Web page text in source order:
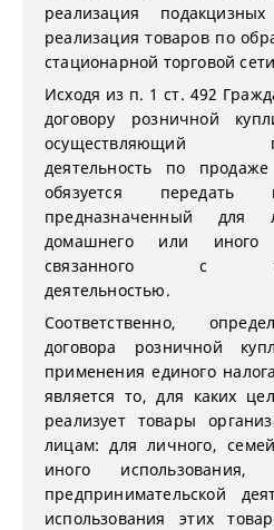
реализация
реализация товаров по
стационарной торговой
Исходя из п. 1 ст. 492
договору розничной
осуществляющий
деятельность по
обязуется передать
предназначенный для
домашнего или иного
связанного с
деятельностью.
Соответственно,
договора розничной
применения единого
является то, для каких
реализует товары
лицам: для личного,
иного
предпринимательской
использования этих